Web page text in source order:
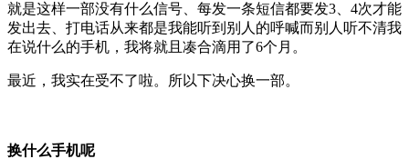
就是这样一部没有什么信号、每发一条短信都要发3、4次才能
发出去、打电话从来都是我能听到别人的呼喊而别人听不清我
在说什么的手机，我将就且凑合滴用了6个月。
最近，我实在受不了啦。所以下决心换一部。
换什么手机呢